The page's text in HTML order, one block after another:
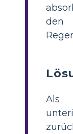
den
Als